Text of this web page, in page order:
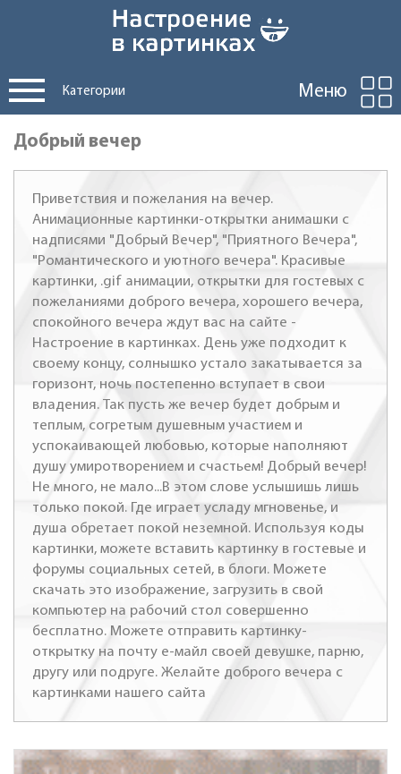
Категории Меню
Добрый вечер
Приветствия и пожелания на вечер.
Анимационные картинки-открытки анимашки с
надписями "Добрый Вечер", "Приятного Вечера",
"Романтического и уютного вечера". Красивые
картинки, .gif анимации, открытки для гостевых с
пожеланиями доброго вечера, хорошего вечера,
спокойного вечера ждут вас на сайте -
Настроение в картинках. День уже подходит к
своему концу, солнышко устало закатывается за
горизонт, ночь постепенно вступает в свои
владения. Так пусть же вечер будет добрым и
теплым, согретым душевным участием и
успокаивающей любовью, которые наполняют
душу умиротворением и счастьем! Добрый вечер!
Не много, не мало...В этом слове услышишь лишь
только покой. Где играет усладу мгновенье, и
душа обретает покой неземной. Используя коды
картинки, можете вставить картинку в гостевые и
форумы социальных сетей, в блоги. Можете
скачать это изображение, загрузить в свой
компьютер на рабочий стол совершенно
бесплатно. Можете отправить картинку-
открытку на почту е-майл своей девушке, парню,
другу или подруге. Желайте доброго вечера с
картинками нашего сайта